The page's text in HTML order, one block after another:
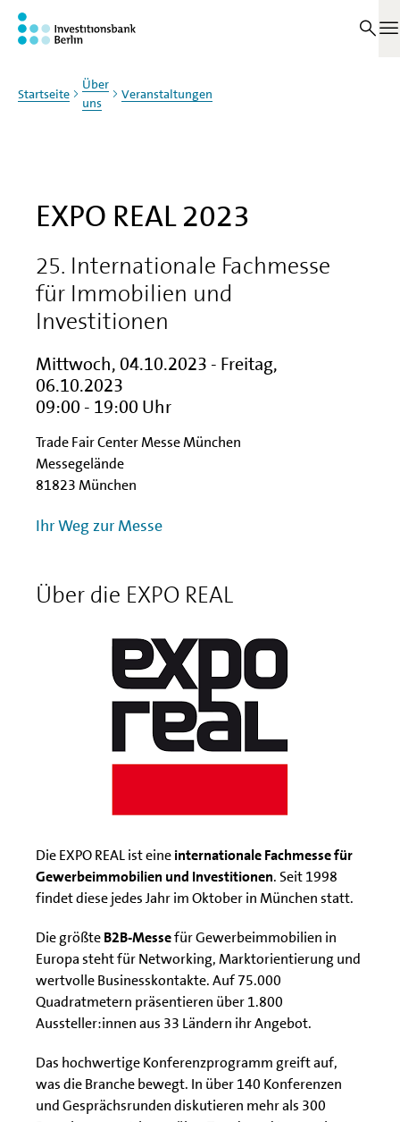
Zum Haupinhalt springen
Startseite
Über
uns
Veranstaltungen
EXPO REAL 2023
25. Internationale Fachmesse
für Immobilien und
Investitionen
Mittwoch, 04.10.2023 - Freitag,
06.10.2023
09:00 - 19:00 Uhr
Trade Fair Center Messe München
Messegelände
81823 München
Ihr Weg zur Messe
Über die EXPO REAL
Die EXPO REAL ist eineinternationale Fachmesse für
Gewerbeimmobilien und Investitionen. Seit 1998
findet diese jedes Jahr im Oktober in München statt.
Die größteB2B-Messefür Gewerbeimmobilien in
Europa steht für Networking, Marktorientierung und
wertvolle Businesskontakte. Auf 75.000
Quadratmetern präsentieren über 1.800
Aussteller:innen aus 33 Ländern ihr Angebot.
Das hochwertige Konferenzprogramm greift auf,
was die Branche bewegt. In über 140 Konferenzen
und Gesprächsrunden diskutieren mehr als 300